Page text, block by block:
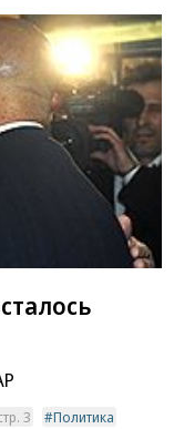
3
Политика